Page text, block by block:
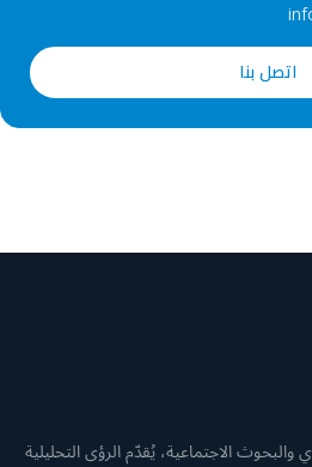
اتصل بنا
الاجتماعية، يُقدّم الرؤى التحليلية